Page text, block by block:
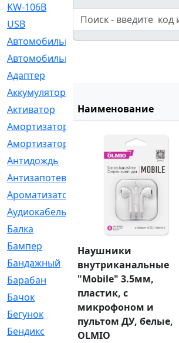
KW-106B
[0]
USB
[6]
Автомобильное
[6]
Автомобильный
Адаптер
Аккумулятор
Активатор
[1]
Амортизатор
Амортизаторы
Антидождь
[1]
Антизапотеватель
[1]
Ароматизатор
[35]
Аудиокабель
[2]
Балка
[58]
Бампер
[137]
Бандажный
[6]
Барабан
[5]
Бачок
[40]
Бегунок
[21]
Бендикс
[26]
Наименование
Наушники
внутриканальные
"Mobile" 3.5мм,
пластик, с
микрофоном и
пультом ДУ, белые,
OLMIO